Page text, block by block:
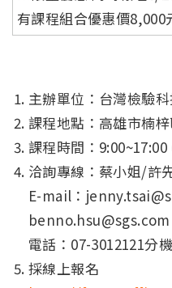
有課程組合優惠價8,000
主辦單位：台灣檢驗
課程地點：高雄市楠
課程時間：
洽詢專線：蔡小姐/許
E-mail：
benno.hsu@sgs.com
電話：07-3012121分
採線上報名